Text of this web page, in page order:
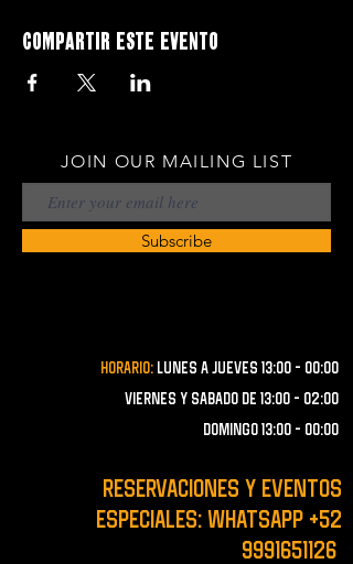
Compartir este evento
JOIN OUR MAILING LIST
Subscribe
Horario: lunes a JUEVES 13:00 - 00:00
VIERNES Y SABADO de 13:00 - 02:00
domingo 13:00 - 00:00
RESERVACIONES y EVENTOS
ESPECIALES: WHATSAPP +52
9991651126